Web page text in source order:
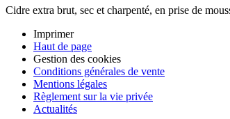
Cidre extra brut, sec et charpenté, en prise de
Imprimer
Haut de page
Gestion des cookies
Conditions générales de vente
Mentions légales
Règlement sur la vie privée
Actualités